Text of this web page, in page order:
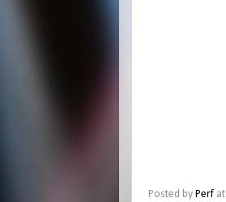
Posted by Perf at